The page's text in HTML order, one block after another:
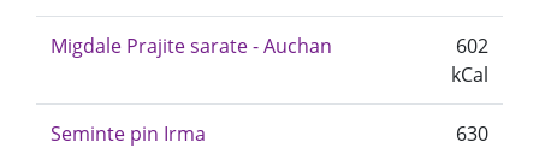
Migdale Prajite sarate - Auchan
602
kCal
Seminte pin Irma
630